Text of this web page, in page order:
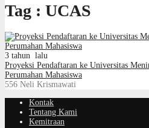
Tag : UCAS
3 tahun lalu
Proyeksi Pendaftaran ke Universitas
Perumahan Mahasiswa
556 Neli Krismawati
Kontak
Tentang Kami
Kemitraan